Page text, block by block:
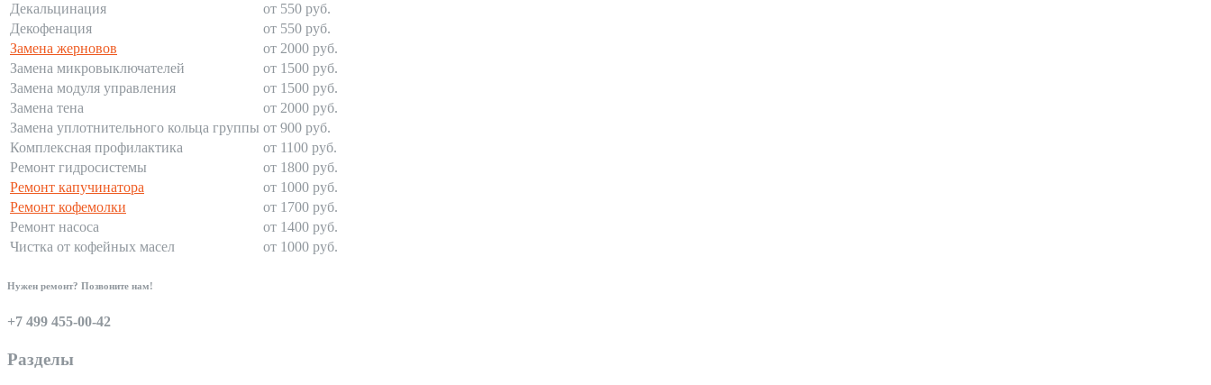
Декальцинация
от 550 руб.
Декофенация
от 550 руб.
Замена жерновов
от 2000 руб.
Замена микровыключателей
от 1500 руб.
Замена модуля управления
от 1500 руб.
Замена тена
от 2000 руб.
Замена уплотнительного кольца группы от 900 руб.
Комплексная профилактика
от 1100 руб.
Ремонт гидросистемы
от 1800 руб.
Ремонт капучинатора
от 1000 руб.
Ремонт кофемолки
от 1700 руб.
Ремонт насоса
от 1400 руб.
Чистка от кофейных масел
от 1000 руб.
Нужен ремонт? Позвоните нам!
+7 499 455-00-42
Разделы